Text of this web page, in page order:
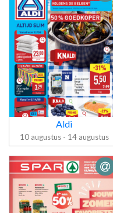
Folder Aldi
Aldi
10 augustus - 14 augustus